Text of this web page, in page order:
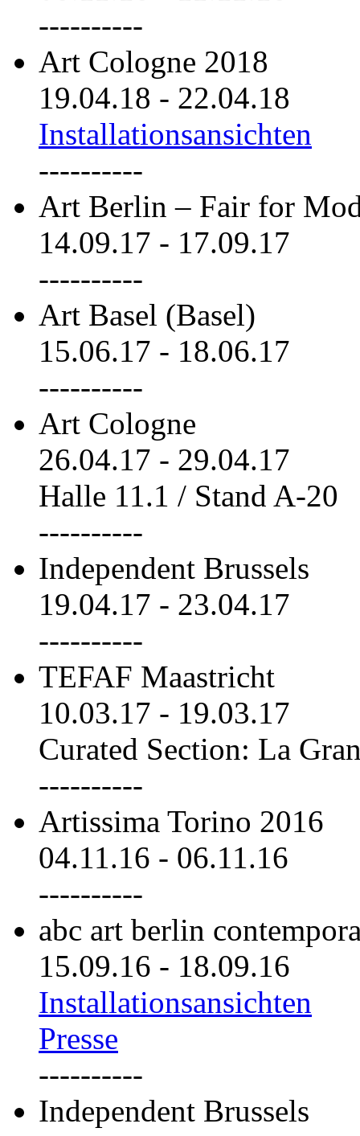
----------
Art Cologne 2018
19.04.18 - 22.04.18
Installationsansichten
----------
Art Berlin – Fair for
14.09.17 - 17.09.17
----------
Art Basel (Basel)
15.06.17 - 18.06.17
----------
Art Cologne
26.04.17 - 29.04.17
Halle 11.1 / Stand A-20
----------
Independent Brussels
19.04.17 - 23.04.17
----------
TEFAF Maastricht
10.03.17 - 19.03.17
Curated Section: La
----------
Artissima Torino 2016
04.11.16 - 06.11.16
----------
abc art berlin
15.09.16 - 18.09.16
Installationsansichten
Presse
----------
Independent Brussels